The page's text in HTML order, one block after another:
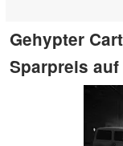
Gehypter
Sparpreis auf